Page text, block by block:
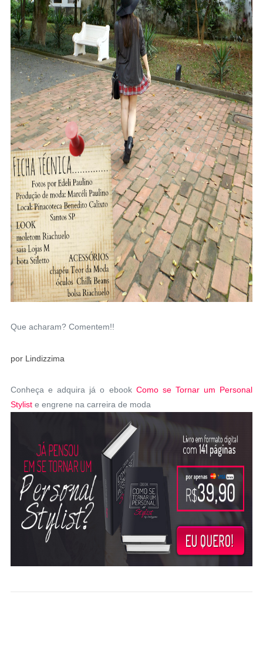
Que acharam? Comentem!!
por Lindizzima
Conheça e adquira já o ebook Como se Tornar um Personal
Styliste engrene na carreira de moda